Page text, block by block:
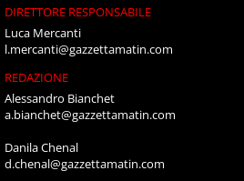
DIRETTORE RESPONSABILE
Luca Mercanti
l.mercanti@gazzettamatin.com
REDAZIONE
Alessandro Bianchet
a.bianchet@gazzettamatin.com
Danila Chenal
d.chenal@gazzettamatin.com